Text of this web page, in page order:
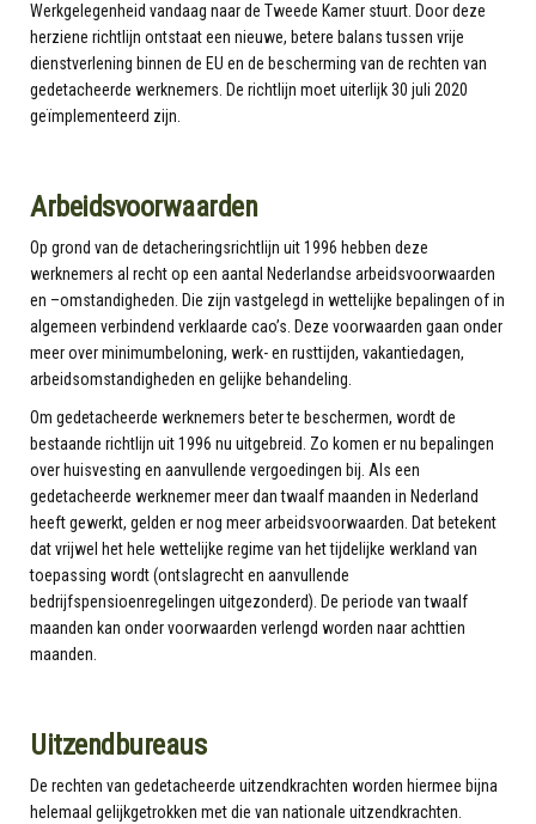
Werkgelegenheid vandaag naar de Tweede Kamer stuurt. Door deze
herziene richtlijn ontstaat een nieuwe, betere balans tussen vrije
dienstverlening binnen de EU en de bescherming van de rechten van
gedetacheerde werknemers. De richtlijn moet uiterlijk 30 juli 2020
geïmplementeerd zijn.
Arbeidsvoorwaarden
Op grond van de detacheringsrichtlijn uit 1996 hebben deze
werknemers al recht op een aantal Nederlandse arbeidsvoorwaarden
en –omstandigheden. Die zijn vastgelegd in wettelijke bepalingen of in
algemeen verbindend verklaarde cao’s. Deze voorwaarden gaan onder
meer over minimumbeloning, werk- en rusttijden, vakantiedagen,
arbeidsomstandigheden en gelijke behandeling.
Om gedetacheerde werknemers beter te beschermen, wordt de
bestaande richtlijn uit 1996 nu uitgebreid. Zo komen er nu bepalingen
over huisvesting en aanvullende vergoedingen bij. Als een
gedetacheerde werknemer meer dan twaalf maanden in Nederland
heeft gewerkt, gelden er nog meer arbeidsvoorwaarden. Dat betekent
dat vrijwel het hele wettelijke regime van het tijdelijke werkland van
toepassing wordt (ontslagrecht en aanvullende
bedrijfspensioenregelingen uitgezonderd). De periode van twaalf
maanden kan onder voorwaarden verlengd worden naar achttien
maanden.
Uitzendbureaus
De rechten van gedetacheerde uitzendkrachten worden hiermee bijna
helemaal gelijkgetrokken met die van nationale uitzendkrachten.